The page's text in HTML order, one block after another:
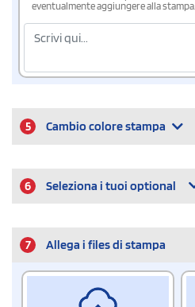
eventualmente aggiungere alla stampa.
5 Cambio colore stampa
6 Seleziona i tuoi optional
7 Allega i files di stampa